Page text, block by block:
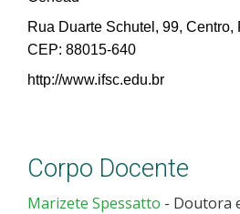
Rua Duarte Schutel, 99,
CEP: 88015-640
http://www.ifsc.edu.br
Corpo Docente
Marizete Spessatto - Doutora